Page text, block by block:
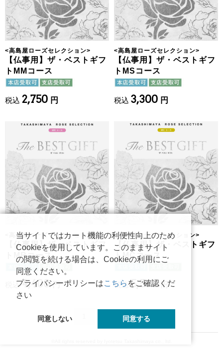
<高島屋ローズセレクション>
【仏事用】ザ・ベストギフ
トMMコース
税込 2,750 円
<高島屋ローズセレクション>
【仏事用】ザ・ベストギフ
トMSコース
税込 3,300 円
高島屋ローズセレクション >
【仏事用】ザ・ベストギフ
トMRコース
税込4,400円
< 高島屋ローズセレクション>
【仏事用】ザ・ベストギフ
トMCコース
税込5,500 円
次へ
当サイトではカート機能の利便性向上のため
Cookieを使用しています。このままサイト
の閲覧を続ける場合は、Cookieの利用にご
同意ください。
プライバシーポリシーはこちら をご確認くだ
さい
同意しない 同意する